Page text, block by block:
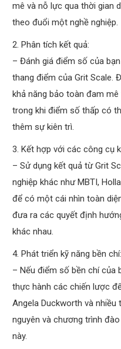
mê và nỗ lực qua thời gian
theo đuổi một nghề nghiệp.
2. Phân tích kết quả:
– Đánh giá điểm số của
thang điểm của Grit Scale.
khả năng bảo toàn đam
trong khi điểm số thấp có
thêm sự kiên trì.
3. Kết hợp với các công cụ
– Sử dụng kết quả từ Grit
nghiệp khác như MBTI,
để có một cái nhìn toàn
đưa ra các quyết định
khác nhau.
4. Phát triển kỹ năng bền chí:
– Nếu điểm số bền chí của
thực hành các chiến lược
Angela Duckworth và
nguyên và chương trình
này.